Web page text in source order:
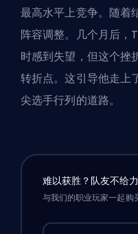
最高水平上竞争。随着
阵容调整。几个月后，
时感到失望，但这个挫
转折点。这引导他走上
尖选手行列的道路。
难以获胜？队友不给
与我们的职业玩家一起购